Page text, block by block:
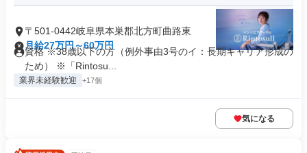
〒501-0442岐阜県本巣郡北方町曲路東
月給27万円～60万円
資格 ※38歳以下の方（例外事由3号のイ：長期キャリア形成の
ため） ※「Rintosu...
業界未経験歓迎 +17個
気になる